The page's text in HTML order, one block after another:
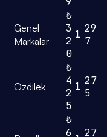
Genel
Markalar
₺
3
2
0
1 29
7
Özdilek
₺
4
2
5
1 27
5
₺
6
27